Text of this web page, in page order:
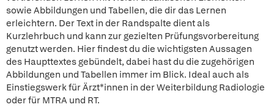
sowie Abbildungen und Tabellen, die dir das Lernen
erleichtern. Der Text in der Randspalte dient als
Kurzlehrbuch und kann zur gezielten Prüfungsvorbereitung
genutzt werden. Hier findest du die wichtigsten Aussagen
des Haupttextes gebündelt, dabei hast du die zugehörigen
Abbildungen und Tabellen immer im Blick. Ideal auch als
Einstiegswerk für Ärzt*innen in der Weiterbildung Radiologie
oder für MTRA und RT.